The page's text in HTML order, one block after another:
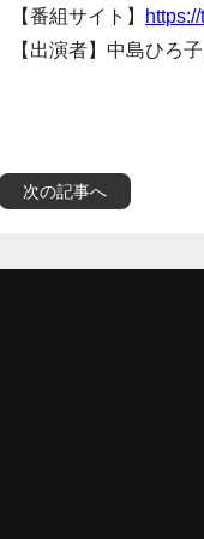
【番組サイト】
【出演者】中島ひろ
次の記事へ